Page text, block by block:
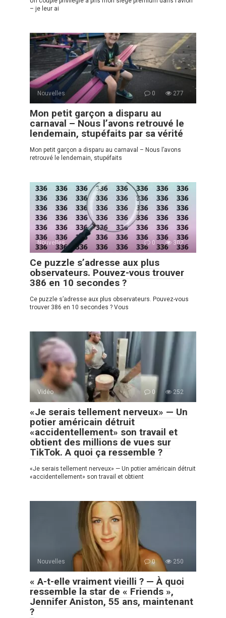
– je leur ai
Nouvelles 0 277
Mon petit garçon a disparu au
carnaval – Nous l’avons retrouvé le
lendemain, stupéfaits par sa vérité
Mon petit garçon a disparu au carnaval – Nous l’avons
retrouvé le lendemain, stupéfaits
Nouvelles 0 302
Ce puzzle s’adresse aux plus
observateurs. Pouvez-vous trouver
386 en 10 secondes ?
Ce puzzle s’adresse aux plus observateurs. Pouvez-vous
trouver 386 en 10 secondes ? Vous
Vidéo 0 252
«Je serais tellement nerveux» — Un
potier américain détruit
«accidentellement» son travail et
obtient des millions de vues sur
TikTok. A quoi ça ressemble ?
«Je serais tellement nerveux» — Un potier américain détruit
«accidentellement» son travail et obtient
Nouvelles 0 250
« A-t-elle vraiment vieilli ? — À quoi
ressemble la star de « Friends »,
Jennifer Aniston, 55 ans, maintenant
?